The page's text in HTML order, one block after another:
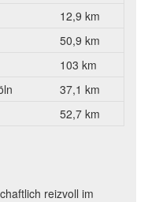
12,9 km
50,9 km
103 km
37,1 km
52,7 km
reizvoll im